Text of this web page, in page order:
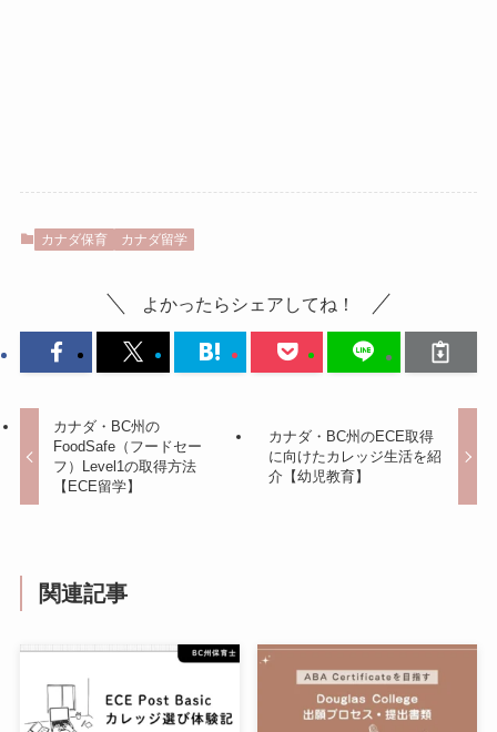
カナダ保育 カナダ留学
よかったらシェアしてね！
カナダ・BC州の
FoodSafe（フードセー
フ）Level1の取得方法
【ECE留学】
カナダ・BC州のECE取得
に向けたカレッジ生活を紹
介【幼児教育】
関連記事